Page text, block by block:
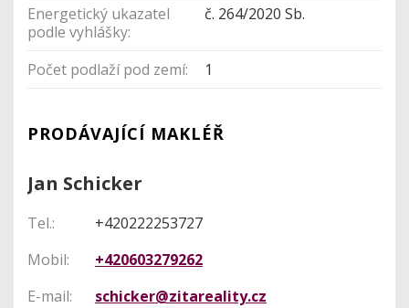
Energetický ukazatel
podle vyhlášky:
č. 264/2020 Sb.
Počet podlaží pod zemí: 1
PRODÁVAJÍCÍ MAKLÉŘ
Jan Schicker
Tel.:
+420222253727
Mobil:
+420603279262
E-mail:
schicker@zitareality.cz